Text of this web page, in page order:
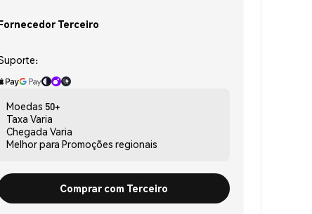
Terceiro
Moedas 50+
Taxa Varia
Chegada Varia
Melhor para Promoções regionais
Comprar com Terceiro